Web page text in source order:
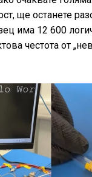
ще останете
има 12 600
честота от